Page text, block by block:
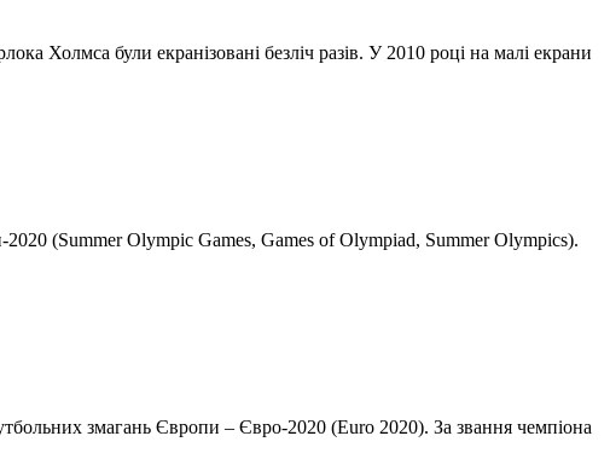
Холмса були екранізовані безліч разів. У 2010 році на малі екрани
2020 (Summer Olympic Games, Games of Olympiad, Summer Olympics).
змагань Європи – Євро-2020 (Euro 2020). За звання чемпіона